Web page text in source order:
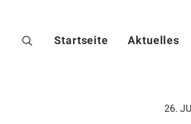
Startseite Aktuelles
26.